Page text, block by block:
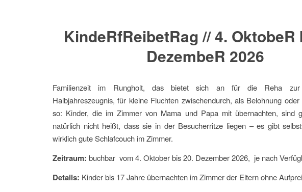
KindeRfReibetRag // 4. OktobeR
DezembeR 2026
Familienzeit im Rungholt, das bietet sich an für die Reha zur
Halbjahreszeugnis, für kleine Fluchten zwischendurch, als Belohnung
so: Kinder, die im Zimmer von Mama und Papa mit übernachten, sind
natürlich nicht heißt, dass sie in der Besucherritze liegen – es gibt
wirklich gute Schlafcouch im Zimmer.
Zeitraum: buchbar vom 4. Oktober bis 20. Dezember 2026, je nach
Details: Kinder bis 17 Jahre übernachten im Zimmer der Eltern ohne